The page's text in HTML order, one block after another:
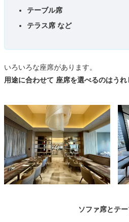
テーブル席
テラス席 など
いろいろな座席があります。
用途に合わせて 座席を選べるのはうれ
ソファ席とテ